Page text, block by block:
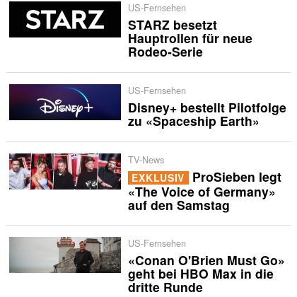
US-Fernsehen
STARZ besetzt
Hauptrollen für neue
Rodeo-Serie
US-Fernsehen
Disney+ bestellt Pilotfolge
zu «Spaceship Earth»
TV-News
EXKLUSIV ProSieben legt
«The Voice of Germany»
auf den Samstag
US-Fernsehen
«Conan O'Brien Must Go»
geht bei HBO Max in die
dritte Runde